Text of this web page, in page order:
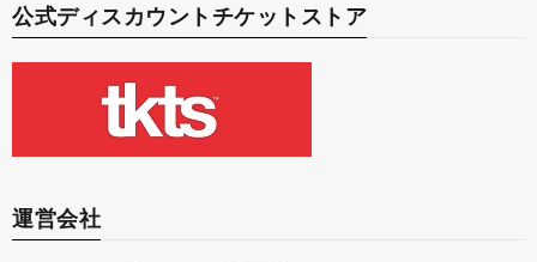
公式ディスカウントチケットストア
運営会社